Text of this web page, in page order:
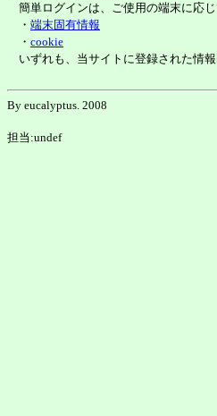
簡単ログインは、ご使用の端末に応じ
・ 端末固有情報
・ cookie
いずれも、当サイトに登録された情報
By eucalyptus. 2008
担当:undef